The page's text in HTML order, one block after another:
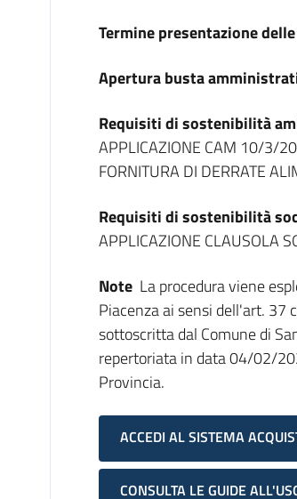
Termine presentazione
Apertura busta
Requisiti di sostenibilità
APPLICAZIONE CAM 10/3/
FORNITURA DI DERRATE
Requisiti di sostenibilità
APPLICAZIONE CLAUSOLA
Note La procedura viene
Piacenza ai sensi dell'art. 37
sottoscritta dal Comune di
repertoriata in data 04/02/
Provincia.
ACCEDI AL SISTEMA
CONSULTA LE GUIDE